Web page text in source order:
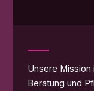
Unsere
Beratung und